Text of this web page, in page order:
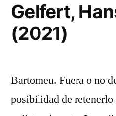
Gelfert,
(2021)
Bartomeu. Fuera o no
posibilidad de